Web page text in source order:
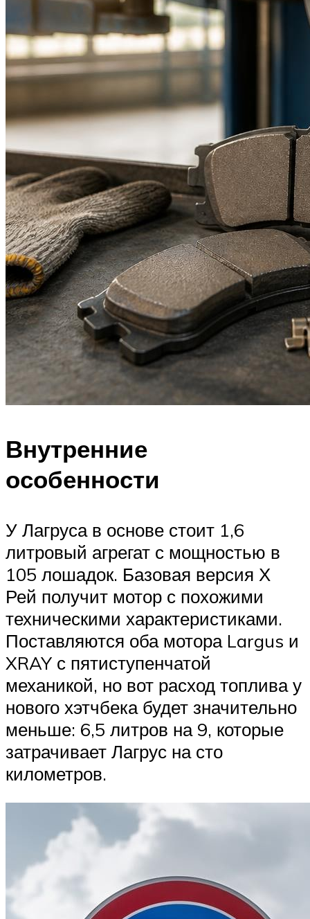
Внутренние
особенности
У Лагруса в основе стоит 1,6
литровый агрегат с мощностью в
105 лошадок. Базовая версия Х
Рей получит мотор с похожими
техническими характеристиками.
Поставляются оба мотора Largus и
XRAY с пятиступенчатой
механикой, но вот расход топлива у
нового хэтчбека будет значительно
меньше: 6,5 литров на 9, которые
затрачивает Лагрус на сто
километров.